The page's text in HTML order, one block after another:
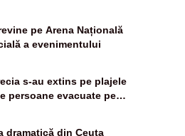
între orele 12:00 și
pe Arena Națională
a evenimentului
s-au extins pe plajele
persoane evacuate pe
de flăcări
dramatică din Ceuta